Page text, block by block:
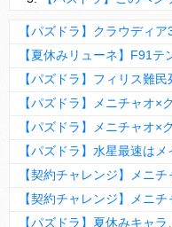
【パズドラ】フィリス難